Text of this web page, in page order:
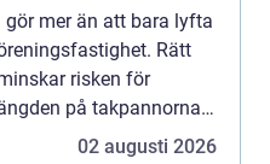
mer än att bara lyfta
Rätt
risken för
på takpannorna
pengar. I ett klimat so...
02 augusti 2026